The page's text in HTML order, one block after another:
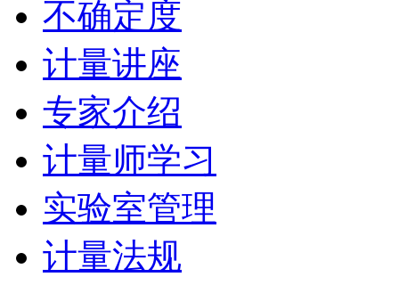
不确定度
计量讲座
专家介绍
计量师学习
实验室管理
计量法规